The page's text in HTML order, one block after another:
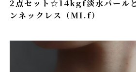
2点セット☆14kgf淡水パール
ンネックレス（MI.f）